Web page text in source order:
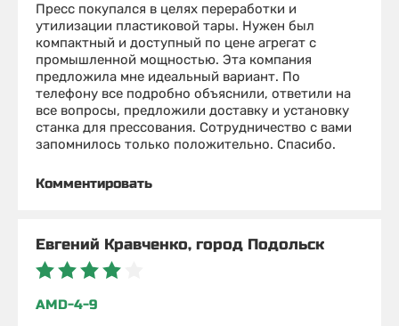
Пресс покупался в целях переработки и
утилизации пластиковой тары. Нужен был
компактный и доступный по цене агрегат с
промышленной мощностью. Эта компания
предложила мне идеальный вариант. По
телефону все подробно объяснили, ответили на
все вопросы, предложили доставку и установку
станка для прессования. Сотрудничество с вами
запомнилось только положительно. Спасибо.
Комментировать
Евгений Кравченко, город Подольск
AMD-4-9